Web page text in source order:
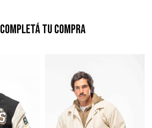
Completá tu compra